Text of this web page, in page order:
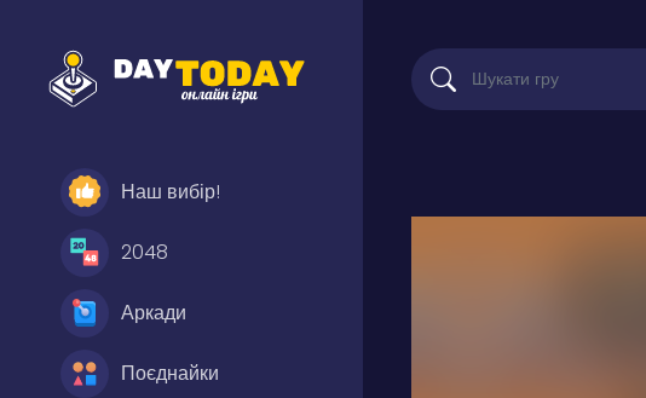
Наш вибір!
2048
Аркади
Поєднайки